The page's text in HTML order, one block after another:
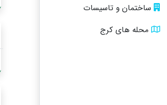
ساختمان و تاسیسات
محله های کرج